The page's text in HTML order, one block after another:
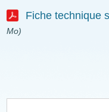
Fiche technique
Mo)